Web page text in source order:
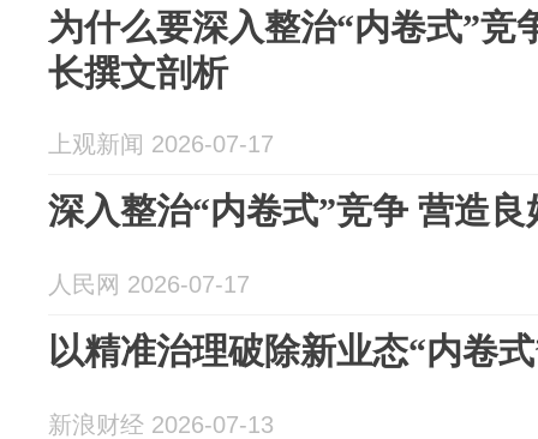
为什么要深入整治“内卷式”竞
长撰文剖析
上观新闻 2026-07-17
深入整治“内卷式”竞争 营造
人民网 2026-07-17
以精准治理破除新业态“内卷
新浪财经 2026-07-13